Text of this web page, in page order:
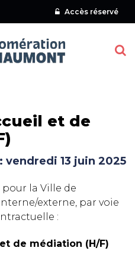
Accès réservé
et de
13 juin 2025
la Ville de
externe, par voie
:
de médiation (H/F)